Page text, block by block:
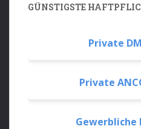
GÜNSTIGSTE
Private
Private
Gewerbliche